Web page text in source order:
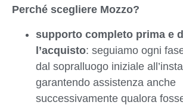
Perché scegliere Mozzo?
supporto completo prima e
l’acquisto: seguiamo ogni
dal sopralluogo iniziale
garantendo assistenza anche
successivamente qualora